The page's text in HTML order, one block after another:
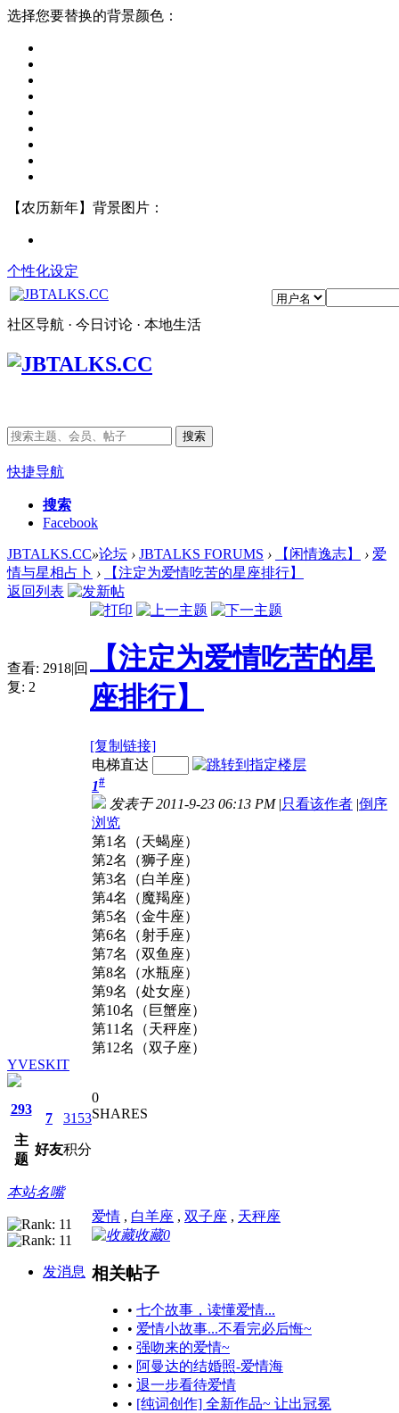
选择您要替换的背景颜色：
【农历新年】背景图片：
个性化设定
社区导航 · 今日讨论 · 本地生活
搜索
快捷导航
搜索
Facebook
JBTALKS.CC»论坛 › JBTALKS FORUMS › 【闲情逸志】 › 爱
情与星相占卜 ›
【注定为爱情吃苦的星座排行】
返回列表
查看: 2918|回
复: 2
【注定为爱情吃苦的星
座排行】
[复制链接]
YVESKIT
293
主
题
7
好友
3153
积分
本站名嘴
发消息
电梯直达
1#
发表于 2011-9-23 06:13 PM |只看该作者 |倒序
浏览
第1名（天蝎座）
第2名（狮子座）
第3名（白羊座）
第4名（魔羯座）
第5名（金牛座）
第6名（射手座）
第7名（双鱼座）
第8名（水瓶座）
第9名（处女座）
第10名（巨蟹座）
第11名（天秤座）
第12名（双子座）
0
SHARES
爱情 , 白羊座 , 双子座 , 天秤座
收藏0
相关帖子
• 七个故事，读懂爱情...
• 爱情小故事...不看完必后悔~
• 强吻来的爱情~
• 阿曼达的结婚照-爱情海
• 退一步看待爱情
• [纯词创作] 全新作品~ 让出冠冕